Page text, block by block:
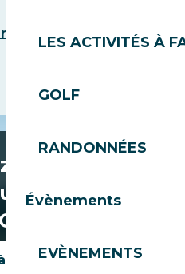
LES ACTIVITÉS À
GOLF
RANDONNÉES
Évènements
EVÈNEMENTS
une erreur
rien de
!
la newsletter